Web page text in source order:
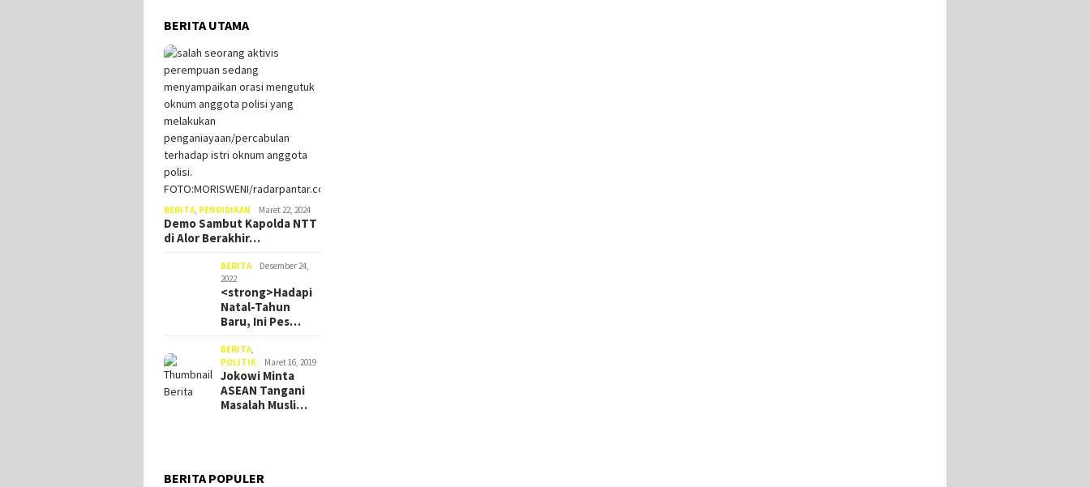
BERITA UTAMA
BERITA PENDIDIKAN Maret 22, 2024
Demo Sambut Kapolda NTT
di Alor Berakhir…
BERITA
Desember 24,
2022
<strong>Hadapi
Natal-Tahun
Baru, Ini Pes…
BERITA
POLITIK
Maret 16, 2019
Jokowi Minta
ASEAN Tangani
Masalah Musli…
BERITA POPULER